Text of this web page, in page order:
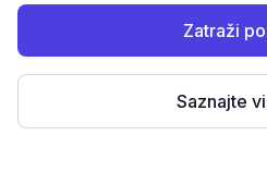
Zatraži
Saznajte